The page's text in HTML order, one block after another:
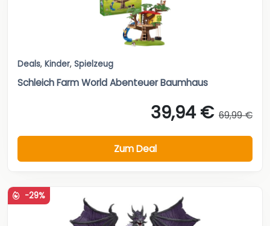
Deals, Kinder, Spielzeug
Schleich Farm World Abenteuer Baumhaus
39,94 € 69,99 €
Zum Deal
-29%